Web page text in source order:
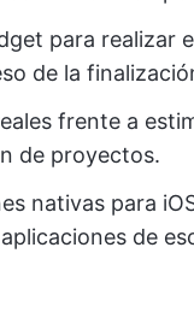
para realizar
de la
frente a
de proyectos.
nativas para
de